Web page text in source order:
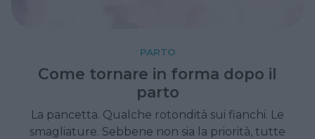
PARTO
Come tornare in forma dopo il
parto
La pancetta. Qualche rotondità sui fianchi. Le
smagliature. Sebbene non sia la priorità, tutte